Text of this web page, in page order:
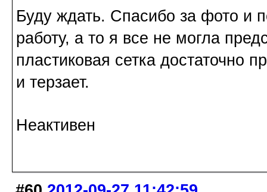
Буду ждать. Спасибо за фото и
работу, а то я все не могла
пластиковая сетка достаточно
и терзает.
Неактивен